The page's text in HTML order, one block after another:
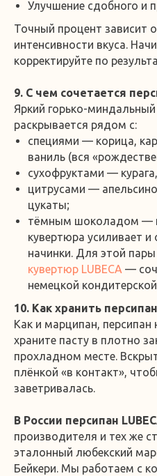
Улучшение сдобного и
Точный процент зависит
интенсивности вкуса.
корректируйте по
9. С чем сочетается
Яркий горько-
раскрывается рядом с:
специями — корица,
ваниль (вся
сухофруктами —
цитрусами —
цукаты;
тёмным шоколадом —
кувертюра усиливает и
начинки. Для этой
кувертюр LUBECA —
немецкой
10. Как хранить
Как и марципан,
храните пасту в плотно
прохладном месте.
плёнкой «в контакт»,
заветривалась.
В России персипан
производителя и тех же
эталонный любекский
Бейкери. Мы работаем с